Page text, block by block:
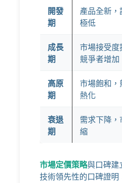
開發
期
產品全新，
極低
成長
期
市場接受度
競爭者增加
高原
期
市場飽和，
熱化
衰退
期
需求下降，
縮
市場定價策略與口碑建
技術領先性的口碑證明